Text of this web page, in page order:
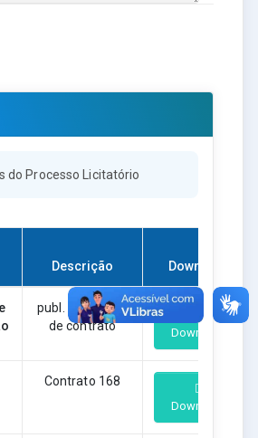
do Processo Licitatório
Descrição Download
publ. do extrato
de contrato
Download
Contrato 168
Download